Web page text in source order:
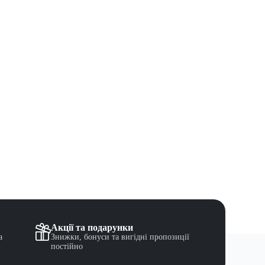
Акції та подарунки
Знижки, бонуси та вигідні пропозиції
постійно